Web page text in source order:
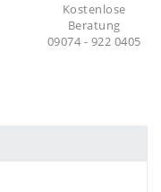
Kostenlose
Beratung
09074 - 922 0405